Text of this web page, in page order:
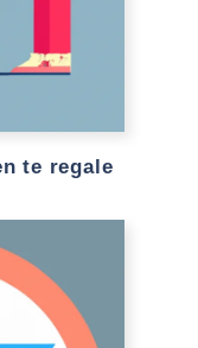
te regale